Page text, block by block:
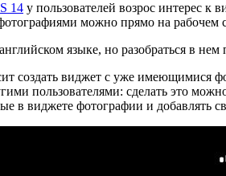
14 у пользователей возрос интерес
можно прямо на рабочем
языке, но разобраться в нем
создать виджет с уже имеющимися
пользователями: сделать это
в виджете фотографии и добавлять